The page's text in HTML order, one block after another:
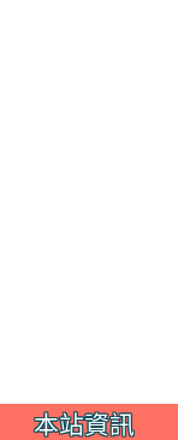
本站資訊